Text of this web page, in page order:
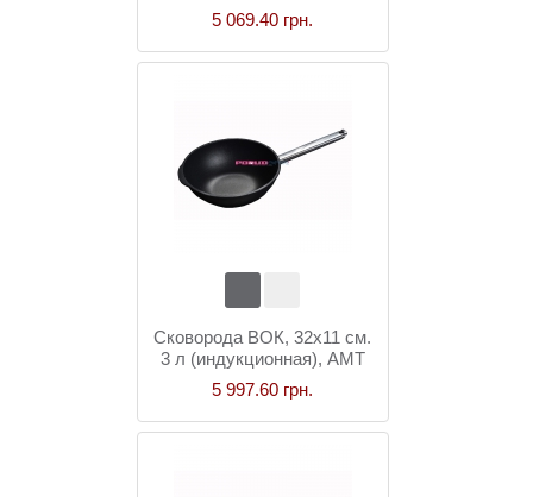
5 069.40 грн.
Сковорода ВОК, 32x11 см.
3 л (индукционная), AMT
Gastroguss
5 997.60 грн.